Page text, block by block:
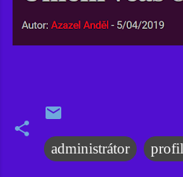
administrátor